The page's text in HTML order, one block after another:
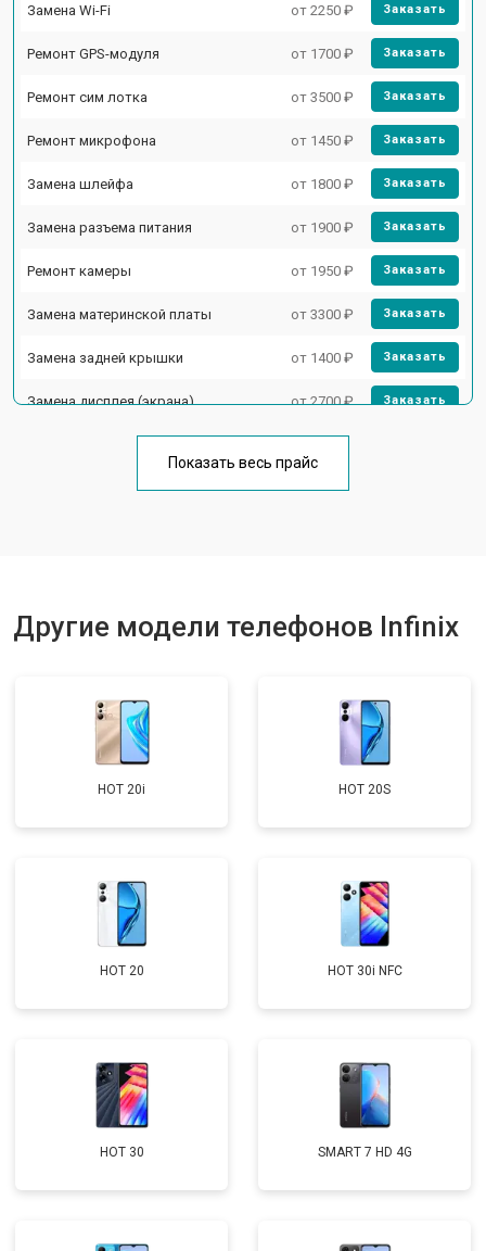
Замена Wi-Fi от 2250 ₽ Заказать
Ремонт GPS-модуля от 1700 ₽ Заказать
Ремонт сим лотка от 3500 ₽ Заказать
Ремонт микрофона от 1450 ₽ Заказать
Замена шлейфа от 1800 ₽ Заказать
Замена разъема питания от 1900 ₽ Заказать
Ремонт камеры от 1950 ₽ Заказать
Замена материнской платы от 3300 ₽ Заказать
Замена задней крышки от 1400 ₽ Заказать
Замена дисплея (экрана) от 2700 ₽ Заказать
Замена кнопки включения от 1750 ₽
Показать весь прайс
Другие модели телефонов Infinix
HOT 20i HOT 20S
HOT 20 HOT 30i NFC
HOT 30 SMART 7 HD 4G